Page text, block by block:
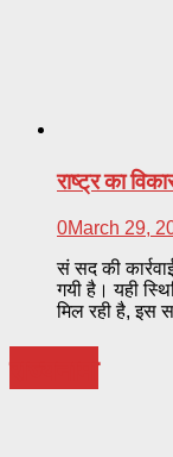
राष्ट्र का
0March 29,
सं सद की
गयी है। यही
मिल रही है, इस